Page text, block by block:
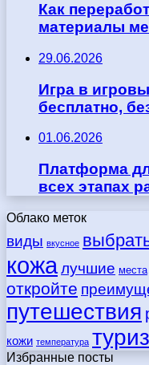
Как
материалы
29.06.2026
Игра в
бесплатно,
01.06.2026
Платформа
всех этапах
Облако меток
виды вкусное
кожалучшие места
откройте
путешествия
кожи температура
Избранные посты